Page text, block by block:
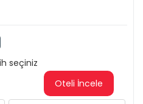
seçiniz
Oteli İncele